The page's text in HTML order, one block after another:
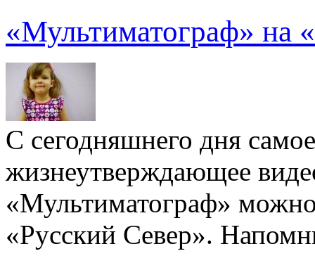
«Мультиматограф» на
С сегодняшнего дня
жизнеутверждающее
«Мультиматограф»
«Русский Север».